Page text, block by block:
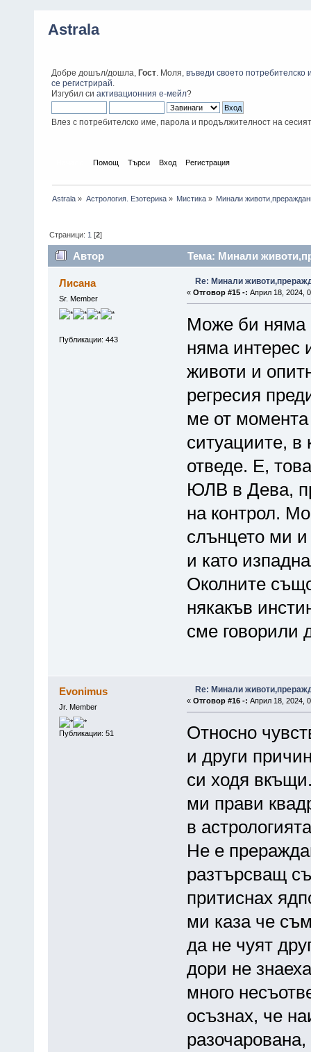
Astrala
Добре дошъл/дошла, Гост . Моля, въведи своето потребителско
се регистрирай
Изгубил си активационния е-мейл?
Влез с потребителско име, парола и продължителност на
Помощ Търси Вход Регистрация
Astrala » Астрология. Езотерика» Мистика» Минали
Страници: 1 [2]
Автор Тема: Минали
Лисана
Sr. Member
Публикации: 443
Re: Минали
« Отговор #15 -: Април 18, 2024,
Може би няма
няма интерес
животи и
регресия
ме от момента
ситуациите,
отведе. Е,
ЮЛВ в Дева,
на контрол.
слънцето ми
и като
Околните
някакъв
сме говорили
Evonimus
Jr. Member
Публикации: 51
Re: Минали
« Отговор #16 -: Април 18, 2024,
Относно
и други
си ходя
ми прави
в
Не е
разтърсващ
притиснах
ми каза че
да не чуят
дори не
много
осъзнах, че